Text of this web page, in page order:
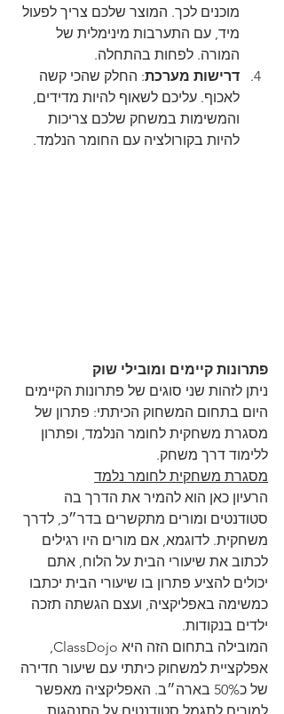
מוכנים לכך. המוצר שלכם צריך לפעול
מיד, עם התערבות מינימלית של
המורה. לפחות בהתחלה.
דרישות מערכת: החלק שהכי קשה
לאכוף. עליכם לשאוף להיות מדידים,
והמשימות במשחק שלכם צריכות
להיות בקורולציה עם החומר הנלמד.
פתרונות קיימים ומובילי שוק
ניתן לזהות שני סוגים של פתרונות הקיימים
היום בתחום המשחוק הכיתתי: פתרון של
מסגרת משחקית לחומר הנלמד, ופתרון
ללימוד דרך משחק.
מסגרת משחקית לחומר נלמד
הרעיון כאן הוא להמיר את הדרך בה
סטודנטים ומורים מתקשרים בדר״כ, לדרך
משחקית. לדוגמא, אם מורים היו רגילים
לכתוב את שיעורי הבית על הלוח, אתם
יכולים להציע פתרון בו שיעורי הבית יכתבו
כמשימה באפליקציה, ועצם הגשתה תזכה
ילדים בנקודות.
המובילה בתחום הזה היא ClassDojo,
אפלקציית למשחוק כיתתי עם שיעור חדירה
של כ50% בארה״ב. האפליקציה מאפשר